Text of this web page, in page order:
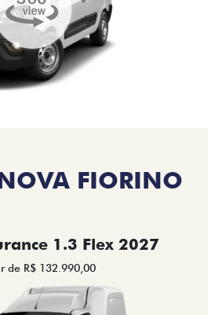
FIORINO
1.3 Flex 2027
de R$ 132.990,00